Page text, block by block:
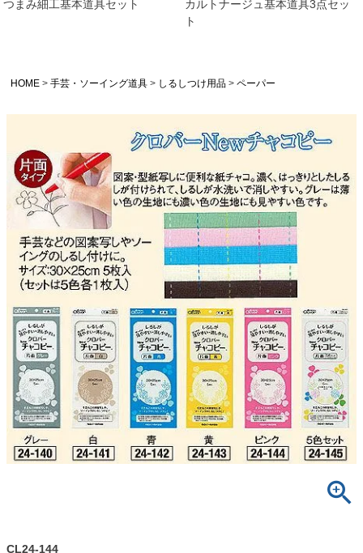
つまみ細工基本道具セット
カルトナージュ基本道具3点セッ
ト
HOME 手芸・ソーイング道具 しるしつけ用品 ペーパー
CL24-144